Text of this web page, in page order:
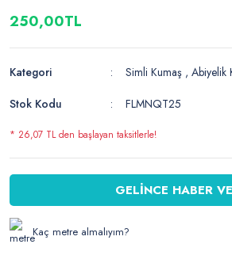
250,00TL
Kategori Simli Kumaş ,Abiyelik
Stok Kodu
FLMNQT25
* 26,07 TL den başlayan taksitlerle!
GELİNCE HABER
Kaç metre almalıyım?